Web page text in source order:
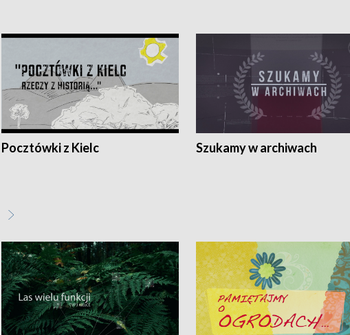
Pocztówki z Kielc Szukamy w archiwach